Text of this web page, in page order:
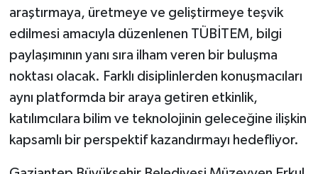
araştırmaya, üretmeye ve geliştirmeye teşvik
edilmesi amacıyla düzenlenen TÜBİTEM, bilgi
paylaşımının yanı sıra ilham veren bir buluşma
noktası olacak. Farklı disiplinlerden konuşmacıları
aynı platformda bir araya getiren etkinlik,
katılımcılara bilim ve teknolojinin geleceğine ilişkin
kapsamlı bir perspektif kazandırmayı hedefliyor.